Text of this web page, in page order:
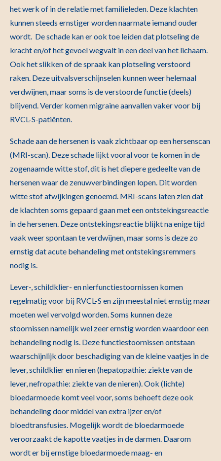
het werk of in de relatie met familieleden. Deze klachten
kunnen steeds ernstiger worden naarmate iemand ouder
wordt. De schade kan er ook toe leiden dat plotseling de
kracht en/of het gevoel wegvalt in een deel van het lichaam.
Ook het slikken of de spraak kan plotseling verstoord
raken. Deze uitvalsverschijnselen kunnen weer helemaal
verdwijnen, maar soms is de verstoorde functie (deels)
blijvend. Verder komen migraine aanvallen vaker voor bij
RVCL-S-patiënten.
Schade aan de hersenen is vaak zichtbaar op een hersenscan
(MRI-scan). Deze schade lijkt vooral voor te komen in de
zogenaamde witte stof, dit is het diepere gedeelte van de
hersenen waar de zenuwverbindingen lopen. Dit worden
witte stof afwijkingen genoemd. MRI-scans laten zien dat
de klachten soms gepaard gaan met een ontstekingsreactie
in de hersenen. Deze ontstekingsreactie blijkt na enige tijd
vaak weer spontaan te verdwijnen, maar soms is deze zo
ernstig dat acute behandeling met ontstekingsremmers
nodig is.
Lever-, schildklier- en nierfunctiestoornissen komen
regelmatig voor bij RVCL-S en zijn meestal niet ernstig maar
moeten wel vervolgd worden. Soms kunnen deze
stoornissen namelijk wel zeer ernstig worden waardoor een
behandeling nodig is. Deze functiestoornissen ontstaan
waarschijnlijk door beschadiging van de kleine vaatjes in de
lever, schildklier en nieren (hepatopathie: ziekte van de
lever, nefropathie: ziekte van de nieren). Ook (lichte)
bloedarmoede komt veel voor, soms behoeft deze ook
behandeling door middel van extra ijzer en/of
bloedtransfusies. Mogelijk wordt de bloedarmoede
veroorzaakt de kapotte vaatjes in de darmen. Daarom
wordt er bij ernstige bloedarmoede maag- en